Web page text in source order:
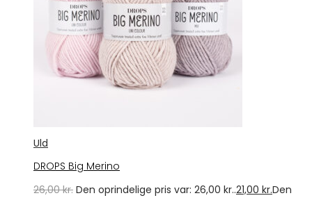
Uld
DROPS Big Merino
26,00kr. Den oprindelige pris var: 26,00 kr..21,00 kr.Den